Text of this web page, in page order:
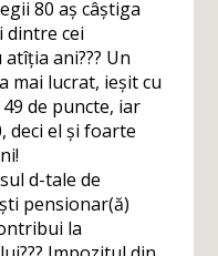
80 aș câștiga
dintre cei
ani??? Un
mai lucrat, ieșit cu
de puncte, iar
deci el și foarte
d-tale de
pensionar(ă)
la